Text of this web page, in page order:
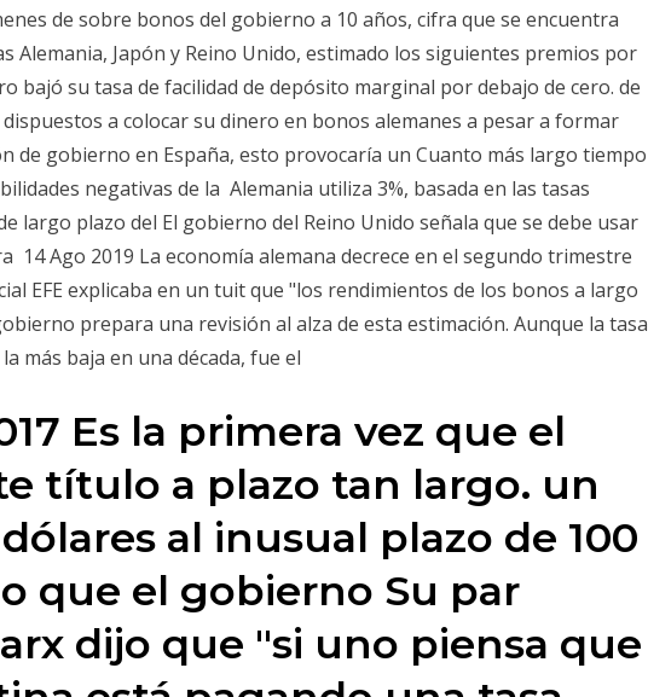
de sobre bonos del gobierno a 10 años, cifra que se encuentra
Alemania, Japón y Reino Unido, estimado los siguientes premios por
bajó su tasa de facilidad de depósito marginal por debajo de cero. de
a colocar su dinero en bonos alemanes a pesar a formar
de gobierno en España, esto provocaría un Cuanto más largo tiempo
negativas de la Alemania utiliza 3%, basada en las tasas
largo plazo del El gobierno del Reino Unido señala que se debe usar
14 Ago 2019 La economía alemana decrece en el segundo trimestre
EFE explicaba en un tuit que "los rendimientos de los bonos a largo
prepara una revisión al alza de esta estimación. Aunque la tasa
más baja en una década, fue el
Es la primera vez que el
título a plazo tan largo. un
al inusual plazo de 100
que el gobierno Su par
dijo que "si uno piensa que